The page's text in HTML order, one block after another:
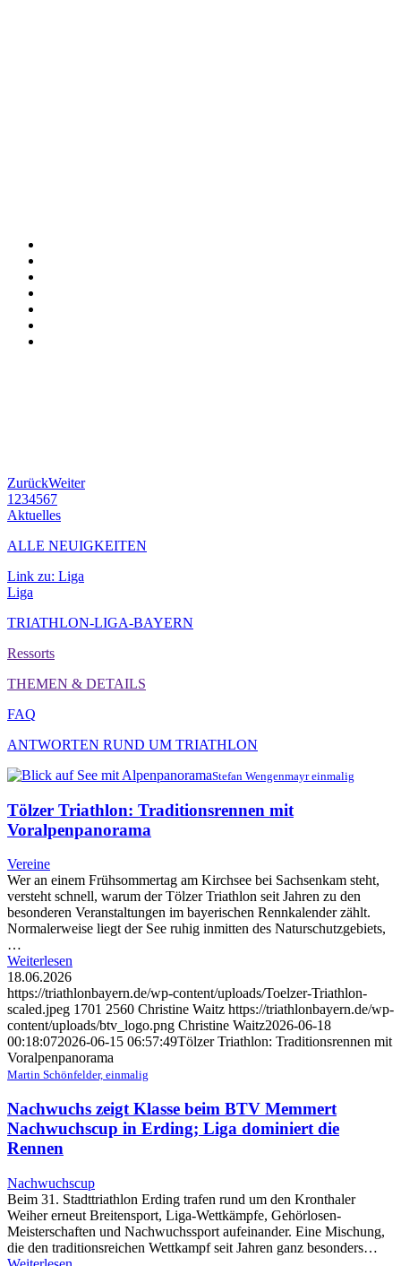
ZurückWeiter
1 234567
Aktuelles
ALLE NEUIGKEITEN
Link zu: Liga
Liga
TRIATHLON-LIGA-BAYERN
Ressorts
THEMEN & DETAILS
FAQ
ANTWORTEN RUND UM TRIATHLON
Stefan Wengenmayr einmalig
Tölzer Triathlon: Traditionsrennen mit
Voralpenpanorama
Vereine
Wer an einem Frühsommertag am Kirchsee bei Sachsenkam steht,
versteht schnell, warum der Tölzer Triathlon seit Jahren zu den
besonderen Veranstaltungen im bayerischen Rennkalender zählt.
Normalerweise liegt der See ruhig inmitten des Naturschutzgebiets,
…
Weiterlesen
18.06.2026
https://triathlonbayern.de/wp-content/uploads/Toelzer-Triathlon-
scaled.jpeg 1701 2560 Christine Waitz https://triathlonbayern.de/wp-
content/uploads/btv_logo.png Christine Waitz2026-06-18
00:18:072026-06-15 06:57:49Tölzer Triathlon: Traditionsrennen mit
Voralpenpanorama
Martin Schönfelder, einmalig
Nachwuchs zeigt Klasse beim BTV Memmert
Nachwuchscup in Erding; Liga dominiert die
Rennen
Nachwuchscup
Beim 31. Stadttriathlon Erding trafen rund um den Kronthaler
Weiher erneut Breitensport, Liga-Wettkämpfe, Gehörlosen-
Meisterschaften und Nachwuchssport aufeinander. Eine Mischung,
die den traditionsreichen Wettkampf seit Jahren ganz besonders…